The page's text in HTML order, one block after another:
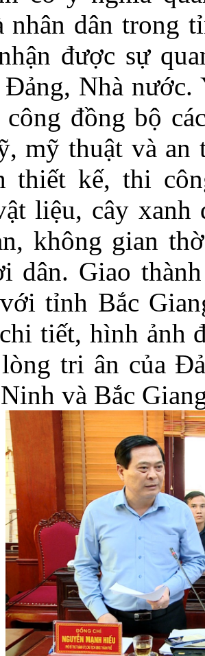
nhân dân trong
được sự
Nhà nước.
đồng bộ
mỹ thuật và an
thiết kế, thi
liệu, cây
không gian
dân. Giao
tỉnh Bắc
tiết, hình ảnh
tri ân của
và Bắc